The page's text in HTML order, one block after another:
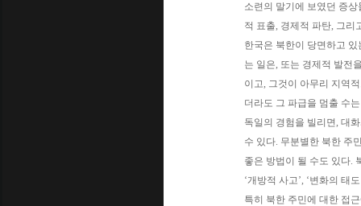
소련의 말기에 보였던 증
적 표출, 경제적 파탄, 그리
한국은 북한이 당면하고
는 일은, 또는 경제적 발전
이고, 그것이 아무리 지역
더라도 그 파급을 멈출 수
독일의 경험을 빌리면, 대
수 있다. 무분별한 북한 주
좋은 방법이 될 수도 있다.
‘개방적 사고’, ‘변화의 태
특히 북한 주민에 대한 접